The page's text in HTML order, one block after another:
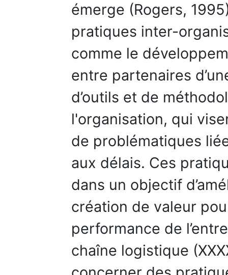
émerge (Rogers,
pratiques inter-
comme le
entre partenaires
d’outils et de
l'organisation, qui
de problématiques
aux délais. Ces
dans un objectif
création de valeur
performance de
chaîne logistique